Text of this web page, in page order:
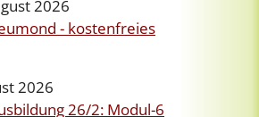
2026
- kostenfreies
2026
26/2: Modul-6